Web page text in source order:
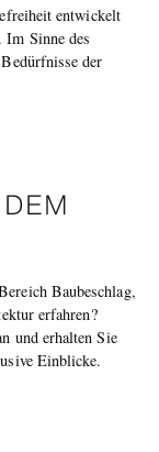
entwickelt
Im Sinne des
der
Baubeschlag,
erfahren?
und erhalten Sie
Einblicke.